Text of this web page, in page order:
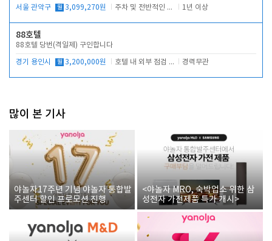
서울 관악구 월 3,099,270원 주차 및 전반적인 당번업무 1년 이상
88호텔
88호텔 당번(격일제) 구인합니다
경기 용인시 월 3,200,000원 호텔 내 외부 점검 및 프런트 운영 경력무관
많이 본 기사
야놀자17주년 기념 야놀자 통합발
주센터 할인 프로모션 진행
<야놀자 MRO, 숙박업소 위한 삼
성전자 가전제품 특가 개시>